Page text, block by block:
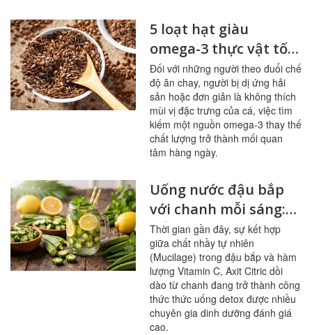
5 loạt hạt giàu
omega-3 thực vật tốt
nhất cho người ít ăn
cá
Đối với những người theo đuổi chế
độ ăn chay, người bị dị ứng hải
sản hoặc đơn giản là không thích
mùi vị đặc trưng của cá, việc tìm
kiếm một nguồn omega-3 thay thế
chất lượng trở thành mối quan
tâm hàng ngày.
Uống nước đậu bắp
với chanh mỗi sáng:
bổ mạch máu, ổn
đường huyết
Thời gian gần đây, sự kết hợp
giữa chất nhầy tự nhiên
(Mucilage) trong đậu bắp và hàm
lượng Vitamin C, Axit Citric dồi
dào từ chanh đang trở thành công
thức thức uống detox được nhiều
chuyên gia dinh dưỡng đánh giá
cao.